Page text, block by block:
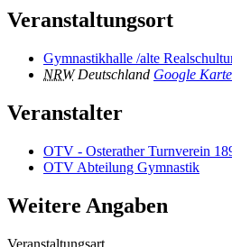
Veranstaltungsort
Gymnastikhalle /alte
NRW Deutschland Google
Veranstalter
OTV - Osterather Turnverein
OTV Abteilung Gymnastik
Weitere Angaben
Veranstaltungsart